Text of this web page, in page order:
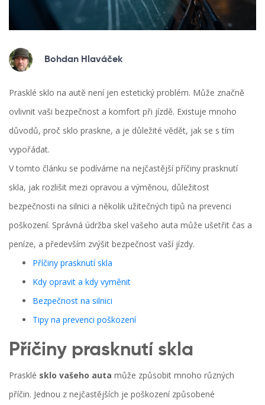
Bohdan Hlaváček
Prasklé sklo na autě není jen estetický problém. Může značně
ovlivnit vaši bezpečnost a komfort při jízdě. Existuje mnoho
důvodů, proč sklo praskne, a je důležité vědět, jak se s tím
vypořádat.
V tomto článku se podíváme na nejčastější příčiny prasknutí
skla, jak rozlišit mezi opravou a výměnou, důležitost
bezpečnosti na silnici a několik užitečných tipů na prevenci
poškození. Správná údržba skel vašeho auta může ušetřit čas a
peníze, a především zvýšit bezpečnost vaší jízdy.
Příčiny prasknutí skla
Kdy opravit a kdy vyměnit
Bezpečnost na silnici
Tipy na prevenci poškození
Příčiny prasknutí skla
Prasklé sklo vašeho auta může způsobit mnoho různých
příčin. Jednou z nejčastějších je poškození způsobené